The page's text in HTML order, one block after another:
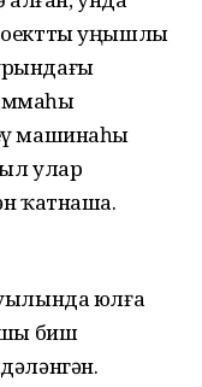
уңышлы
машинаһы
улар
ҡатнаша.
юлға
биш